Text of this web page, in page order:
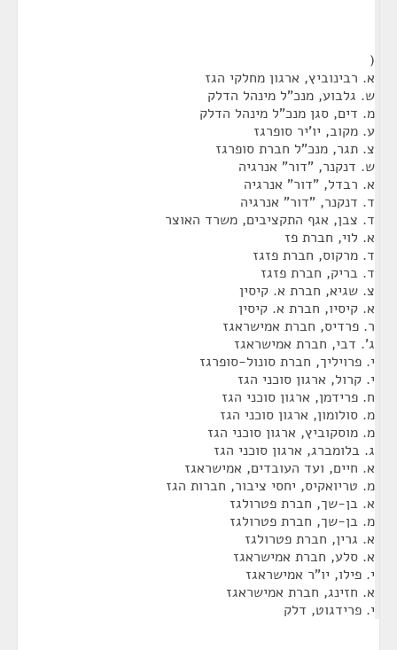
(
א. רבינוביץ, ארגון מחלקי הגז
ש. גלבוע, מנכ"ל מינהל הדלק
מ. דים, סגן מנכ"ל מינהל הדלק
ע. מקוב, יו'יר סופרגז
צ. תגר, מנכ"ל חברת סופרגז
ש. דנקנר, "דור" אנרגיה
א. רבדל, "דור" אנרגיה
ד. דנקנר, "דור" אנרגיה
ד. צבן, אגף התקציבים, משרד האוצר
א. לוי, חברת פז
ד. מרקוס, חברת פזגז
ד. בריק, חברת פזגז
צ. שגיא, חברת א. קיסין
א. קיסיו, חברת א. קיסין
ר. פרדיס, חברת אמישראגז
ג'. דבי, חברת אמישראגז
י. פרויליך, חברת סונול-סופרגז
י. קרול, ארגון סוכני הגז
ח. פרידמן, ארגון סוכני הגז
מ. סולומון, ארגון סוכני הגז
מ. מוסקוביץ, ארגון סוכני הגז
ג. בלומברג, ארגון סוכני הגז
א. חיים, ועד העובדים, אמישראגז
מ. טריואקיס, יחסי ציבור, חברות הגז
א. בן-שך, חברת פטרולגז
מ. בן-שך, חברת פטרולגז
א. גרין, חברת פטרולגז
א. סלע, חברת אמישראגז
י. פילו, יו"ר אמישראגז
א. חזינג, חברת אמישראגז
י. פרידגוט, דלק